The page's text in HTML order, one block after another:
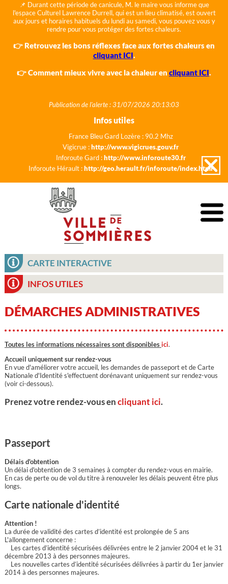
📌 Durant cette période de canicule, M. le maire vous informe que
l'espace Culturel Lawrence Durrell, qui est un lieu climatisé, est ouvert
aux jours et horaires habituels du lundi au samedi, vous pouvez vous y
rendre pour vous protéger des fortes chaleurs.
👉 Retrouvez les bons réflexes face aux fortes chaleurs en
cliquant ICI.
👉 Comment mieux vivre avec la chaleur en cliquant ICI.
Publication de l'alerte : 31/07/2026 20:13:03
Infos utiles
France Bleu Gard Lozère : 90.2 Mhz
Vigicrue :http://www.vigicrues.gouv.fr
Inforoute Gard :http://www.inforoute30.fr
Inforoute Hérault :http://geo.herault.fr/inforoute/index.html
CARTE INTERACTIVE
INFOS UTILES
DÉMARCHES ADMINISTRATIVES
Toutes les informations nécessaires sont disponiblesici.
Accueil uniquement sur rendez-vous
En vue d'améliorer votre accueil, les demandes de passeport et de Carte
Nationale d'Identité s'effectuent dorénavant uniquement sur rendez-vous
(voir ci-dessous).
Prenez votre rendez-vous encliquant ici.
Passeport
Délais d'obtention
Un délai d'obtention de 3 semaines à compter du rendez-vous en mairie.
En cas de perte ou de vol du titre à renouveler les délais peuvent être plus
longs.
Carte nationale d'identité
Attention !
La durée de validité des cartes d’identité est prolongée de 5 ans
L'allongement concerne :
Les cartes d’identité sécurisées délivrées entre le 2 janvier 2004 et le 31
décembre 2013 à des personnes majeures.
Les nouvelles cartes d’identité sécurisées délivrées à partir du 1er janvier
2014 à des personnes majeures.